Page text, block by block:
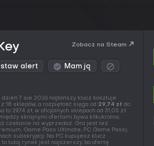
Zobacz na Steam
alert Mam ją
dzień 7 sie 2026 najtańszy klucz kosztuje
18 sklepów, a rozpiętość sięga od 29,74 zł do
to 29,74 zł, w oficjalnych sklepach od 31,05 zł.
skrajnymi ofertami bywa kilkukrotna,
czekanie na wyprzedaż. Gra jest też
Game Pass Ultimate, PC Game Pass),
subskrypcji. Na PC kupujesz klucz
tutaj rynek jest najszerszy, bo ofertę